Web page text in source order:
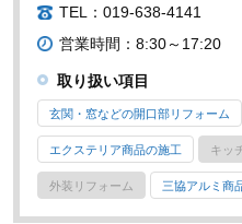
TEL：019-638-4141
営業時間：8:30～17:20
取り扱い項目
玄関・窓などの開口部リフォーム
エクステリア商品の施工 キッ
外装リフォーム 三協アルミ商